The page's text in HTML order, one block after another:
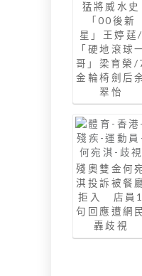
猛將威水史
「00後新
星」王婷莛/
「硬地滾球
哥」梁育榮/
金輪椅劍后
翠怡
殘奧雙金何
淇投訴被餐
拒入 店員1
句回應遭網
轟歧視